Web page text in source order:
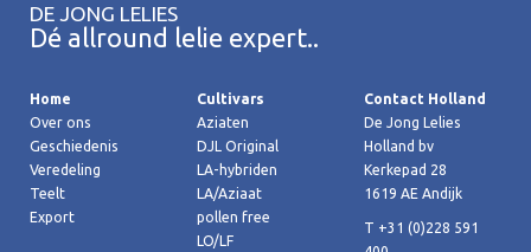
DE JONG LELIES
Dé allround lelie expert..
Home
Over ons
Geschiedenis
Veredeling
Teelt
Export
Cultivars
Aziaten
DJL Original
LA-hybriden
LA/Aziaat
pollen free
LO/LF
Contact Holland
De Jong Lelies
Holland bv
Kerkepad 28
1619 AE Andijk
T +31 (0)228 591